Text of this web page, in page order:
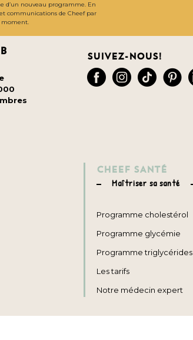
d’un nouveau programme. En
communications de Cheef par
moment.
Suivez-nous!
CHEEF SANTÉ
Maîtriser sa santé
Programme cholestérol
Programme glycémie
Programme triglycérides
Les tarifs
Notre médecin expert